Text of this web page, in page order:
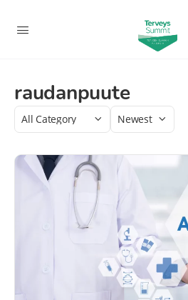
raudanpuute
Category
Sort